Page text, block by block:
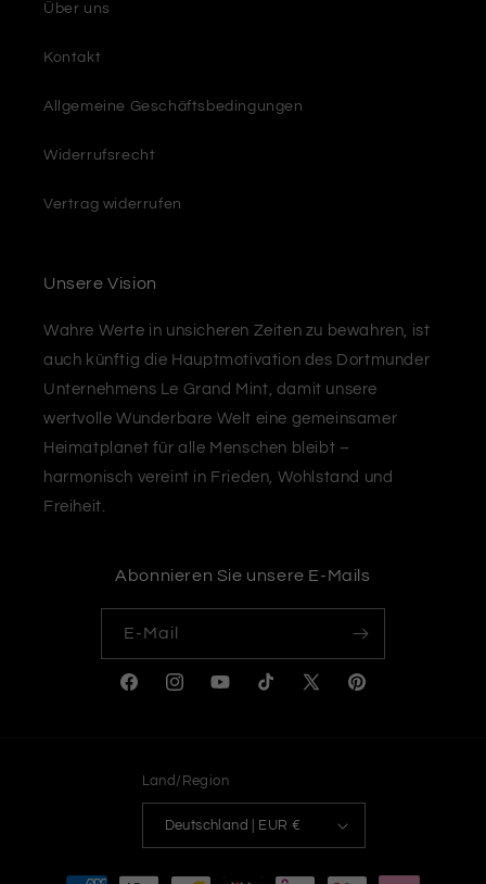
Über uns
Kontakt
Allgemeine Geschäftsbedingungen
Widerrufsrecht
Vertrag widerrufen
Unsere Vision
Wahre Werte in unsicheren Zeiten zu bewahren, ist
auch künftig die Hauptmotivation des Dortmunder
Unternehmens Le Grand Mint, damit unsere
wertvolle Wunderbare Welt eine gemeinsamer
Heimatplanet für alle Menschen bleibt –
harmonisch vereint in Frieden, Wohlstand und
Freiheit.
Abonnieren Sie unsere E-Mails
E-Mail
FacebookInstagramYouTubeTikTok
X
Pinterest
Land/Region
Deutschland | EUR €
Zahlungsmethoden